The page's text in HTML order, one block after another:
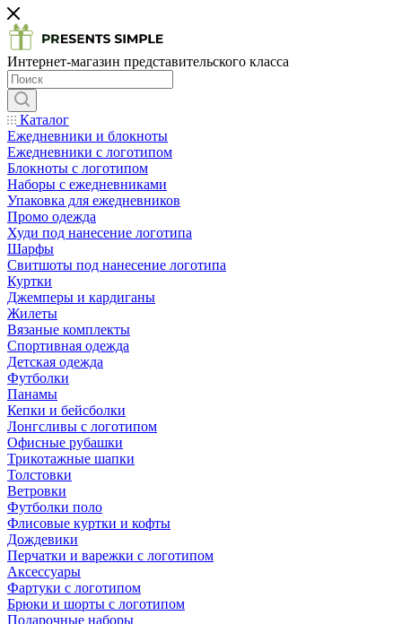
Интернет-магазин представительского класса
Каталог
Ежедневники и блокноты
Ежедневники с логотипом
Блокноты с логотипом
Наборы с ежедневниками
Упаковка для ежедневников
Промо одежда
Худи под нанесение логотипа
Шарфы
Свитшоты под нанесение логотипа
Куртки
Джемперы и кардиганы
Жилеты
Вязаные комплекты
Спортивная одежда
Детская одежда
Футболки
Панамы
Кепки и бейсболки
Лонгсливы с логотипом
Офисные рубашки
Трикотажные шапки
Толстовки
Ветровки
Футболки поло
Флисовые куртки и кофты
Дождевики
Перчатки и варежки с логотипом
Аксессуары
Фартуки с логотипом
Брюки и шорты с логотипом
Подарочные наборы